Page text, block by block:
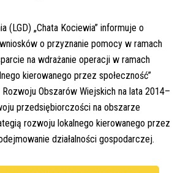
(LGD) „Chata Kociewia” informuje o
o przyznanie pomocy w ramach
na wdrażanie operacji w ramach
kierowanego przez społeczność”
Obszarów Wiejskich na lata 2014–
przedsiębiorczości na obszarze
rozwoju lokalnego kierowanego przez
działalności gospodarczej.